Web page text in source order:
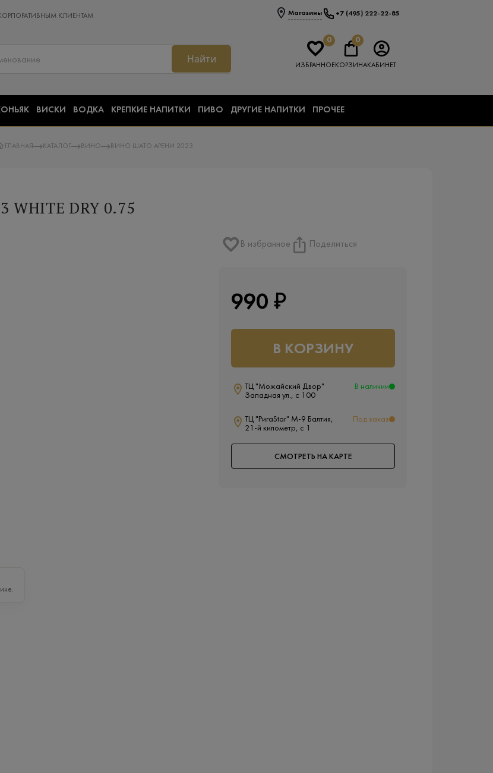
КЛИЕНТАМ Магазины +7 (495) 222-22-85
Найти
0
ИЗБРАННОЕ
0
КОРЗИНАКАБИНЕТ
ВИСКИ ВОДКА КРЕПКИЕ НАПИТКИ ПИВО ДРУГИЕ НАПИТКИ ПРОЧЕЕ
ГЛАВНАЯ КАТАЛОГ ВИНО ВИНО ШАТО АРЕНИ 2023
WHITE DRY 0.75
В избранное Поделиться
990 ₽
В КОРЗИНУ
ТЦ "Можайский Двор"
Западная ул., с 100
В наличии
ТЦ "РигаStar" М-9 Балтия,
21-й километр, с 1
Под заказ
СМОТРЕТЬ НА КАРТЕ